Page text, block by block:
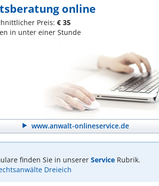
online
Preis: € 35
in unter einer Stunde
www.anwalt-onlineservice.de
finden Sie in unserer ServiceRubrik.
Dreieich